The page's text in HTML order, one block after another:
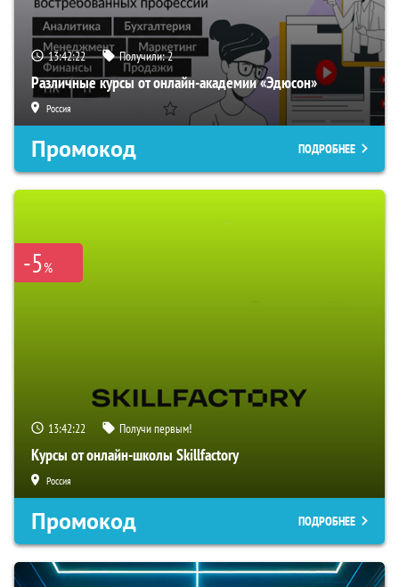
13:42:21 Получили:2
Различные курсы от онлайн-академии «Эдюсон»
Россия
Промокод ПОДРОБНЕЕ
-5%
13:42:21 Получи первым!
Курсы от онлайн-школы Skillfactory
Россия
Промокод ПОДРОБНЕЕ